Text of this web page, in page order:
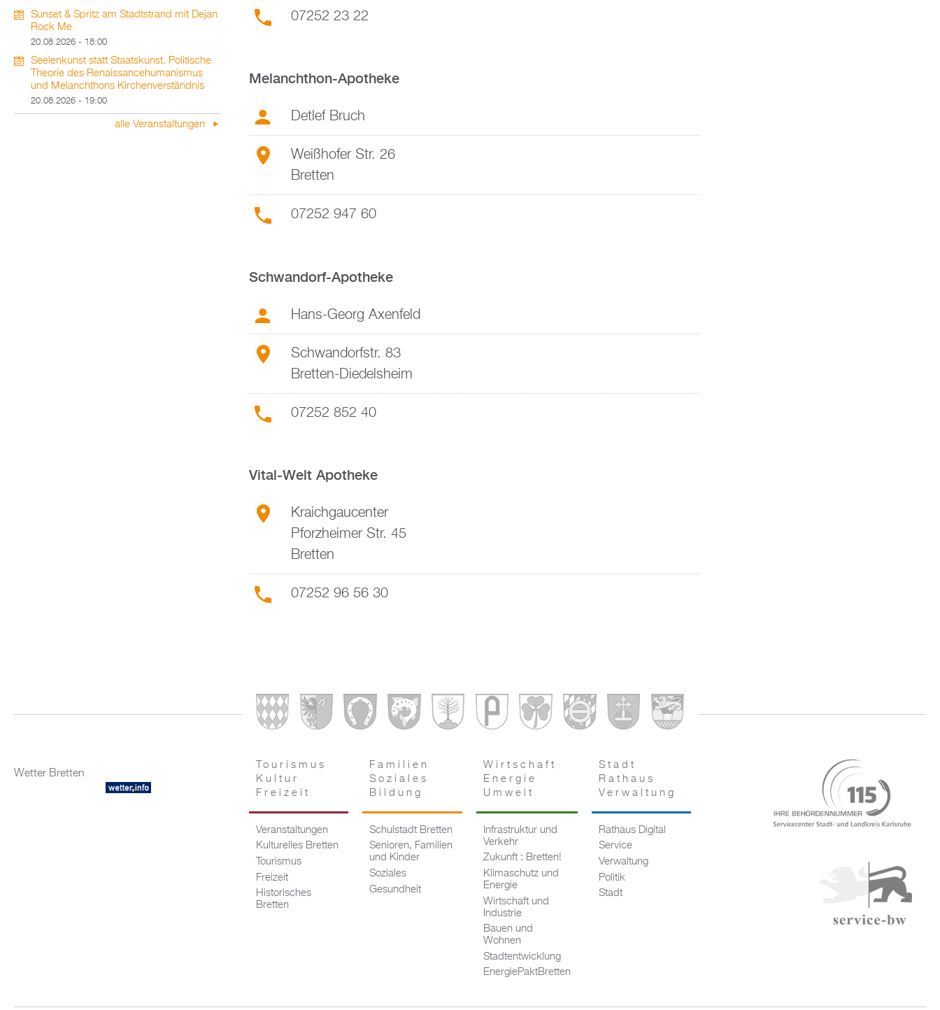
07252 23 22
Melanchthon-Apotheke
Detlef Bruch
Weißhofer Str. 26
Bretten
07252 947 60
Schwandorf-Apotheke
Hans-Georg Axenfeld
Schwandorfstr. 83
Bretten-Diedelsheim
07252 852 40
Vital-Welt Apotheke
Kraichgaucenter
Pforzheimer Str. 45
Bretten
07252 96 56 30
Sunset & Spritz am Stadtstrand mit Dejan
Rock Me
20.08.2026 - 18:00
Seelenkunst statt Staatskunst. Politische
Theorie des Renaissancehumanismus
und Melanchthons Kirchenverständnis
20.08.2026 - 19:00
alle Veranstaltungen
Wetter Bretten
Tourismus
Kultur
Freizeit
Veranstaltungen
Kulturelles Bretten
Tourismus
Freizeit
Historisches
Bretten
Familien
Soziales
Bildung
Schulstadt Bretten
Senioren, Familien
und Kinder
Soziales
Gesundheit
Wirtschaft
Energie
Umwelt
Infrastruktur und
Verkehr
Zukunft : Bretten!
Klimaschutz und
Energie
Wirtschaft und
Industrie
Bauen und
Wohnen
Stadtentwicklung
EnergiePaktBretten
Stadt
Rathaus
Verwaltung
Rathaus Digital
Service
Verwaltung
Politik
Stadt